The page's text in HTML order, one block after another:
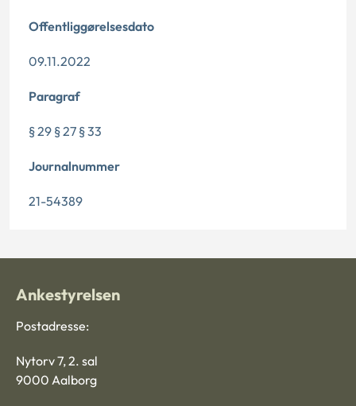
Offentliggørelsesdato
09.11.2022
Paragraf
§ 29 § 27 § 33
Journalnummer
21-54389
Ankestyrelsen
Postadresse:
Nytorv 7, 2. sal
9000 Aalborg